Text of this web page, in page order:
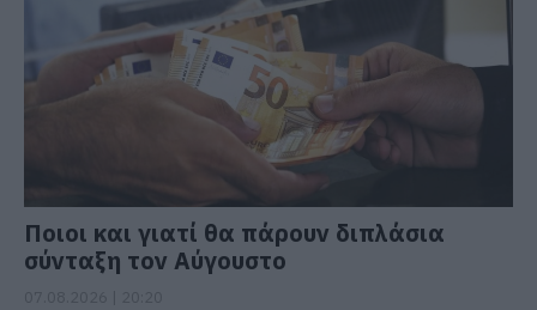
Ποιοι και γιατί θα πάρουν διπλάσια
σύνταξη τον Αύγουστο